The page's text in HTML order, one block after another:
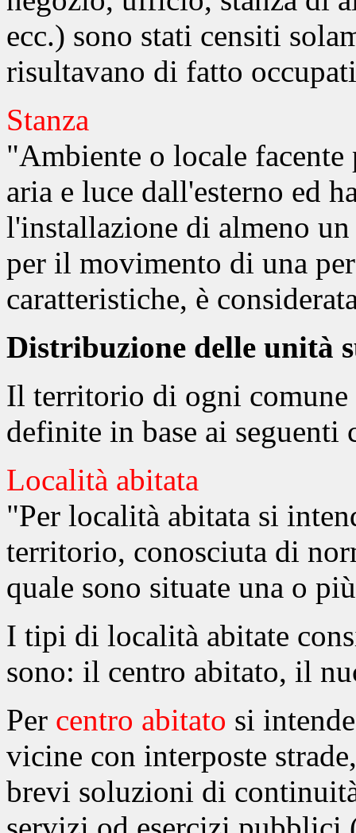
ecc.) sono stati censiti
risultavano di fatto
Stanza
"Ambiente o locale
aria e luce dall'esterno ed
l'installazione di almeno
per il movimento di una
caratteristiche, è
Distribuzione delle unità
Il territorio di ogni comune
definite in base ai seguenti
Località abitata
"Per località abitata si
territorio, conosciuta di
quale sono situate una o
I tipi di località abitate
sono: il centro abitato, il
Per centro abitato si
vicine con interposte
brevi soluzioni di